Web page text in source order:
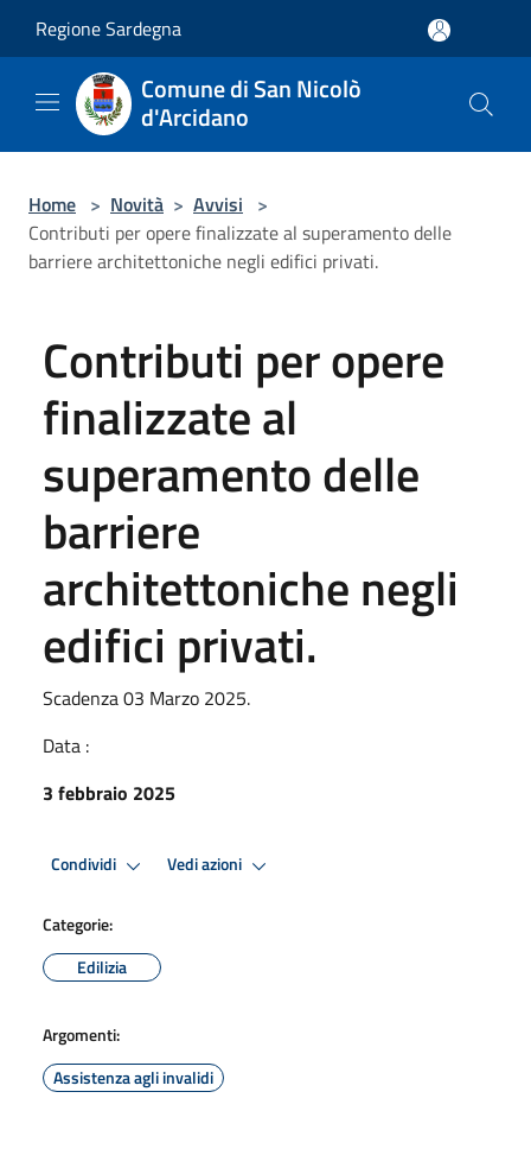
Regione Sardegna
Comune di San Nicolò
d'Arcidano
Home > Novità > Avvisi >
Contributi per opere finalizzate al superamento delle
barriere architettoniche negli edifici privati.
Contributi per opere
finalizzate al
superamento delle
barriere
architettoniche negli
edifici privati.
Scadenza 03 Marzo 2025.
Data :
3 febbraio 2025
Condividi Vedi azioni
Categorie:
Edilizia
Argomenti:
Assistenza agli invalidi